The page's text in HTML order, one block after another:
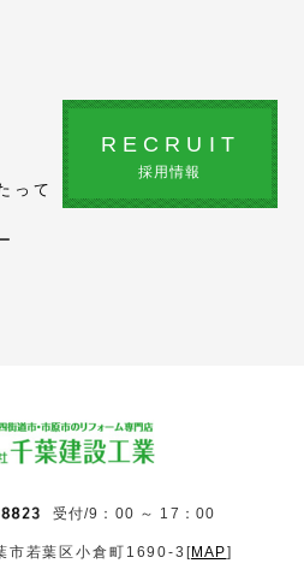
って
RECRUIT
採用情報
受付/9：00 ～ 17：00
市若葉区小倉町1690‐3 [MAP]